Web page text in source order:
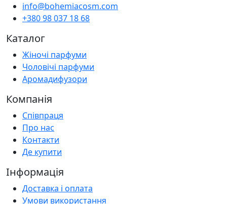
info@bohemiacosm.com
+380 98 037 18 68
Каталог
Жіночі парфуми
Чоловічі парфуми
Аромадифузори
Компанія
Співпраця
Про нас
Контакти
Де купити
Інформація
Доставка і оплата
Умови використання